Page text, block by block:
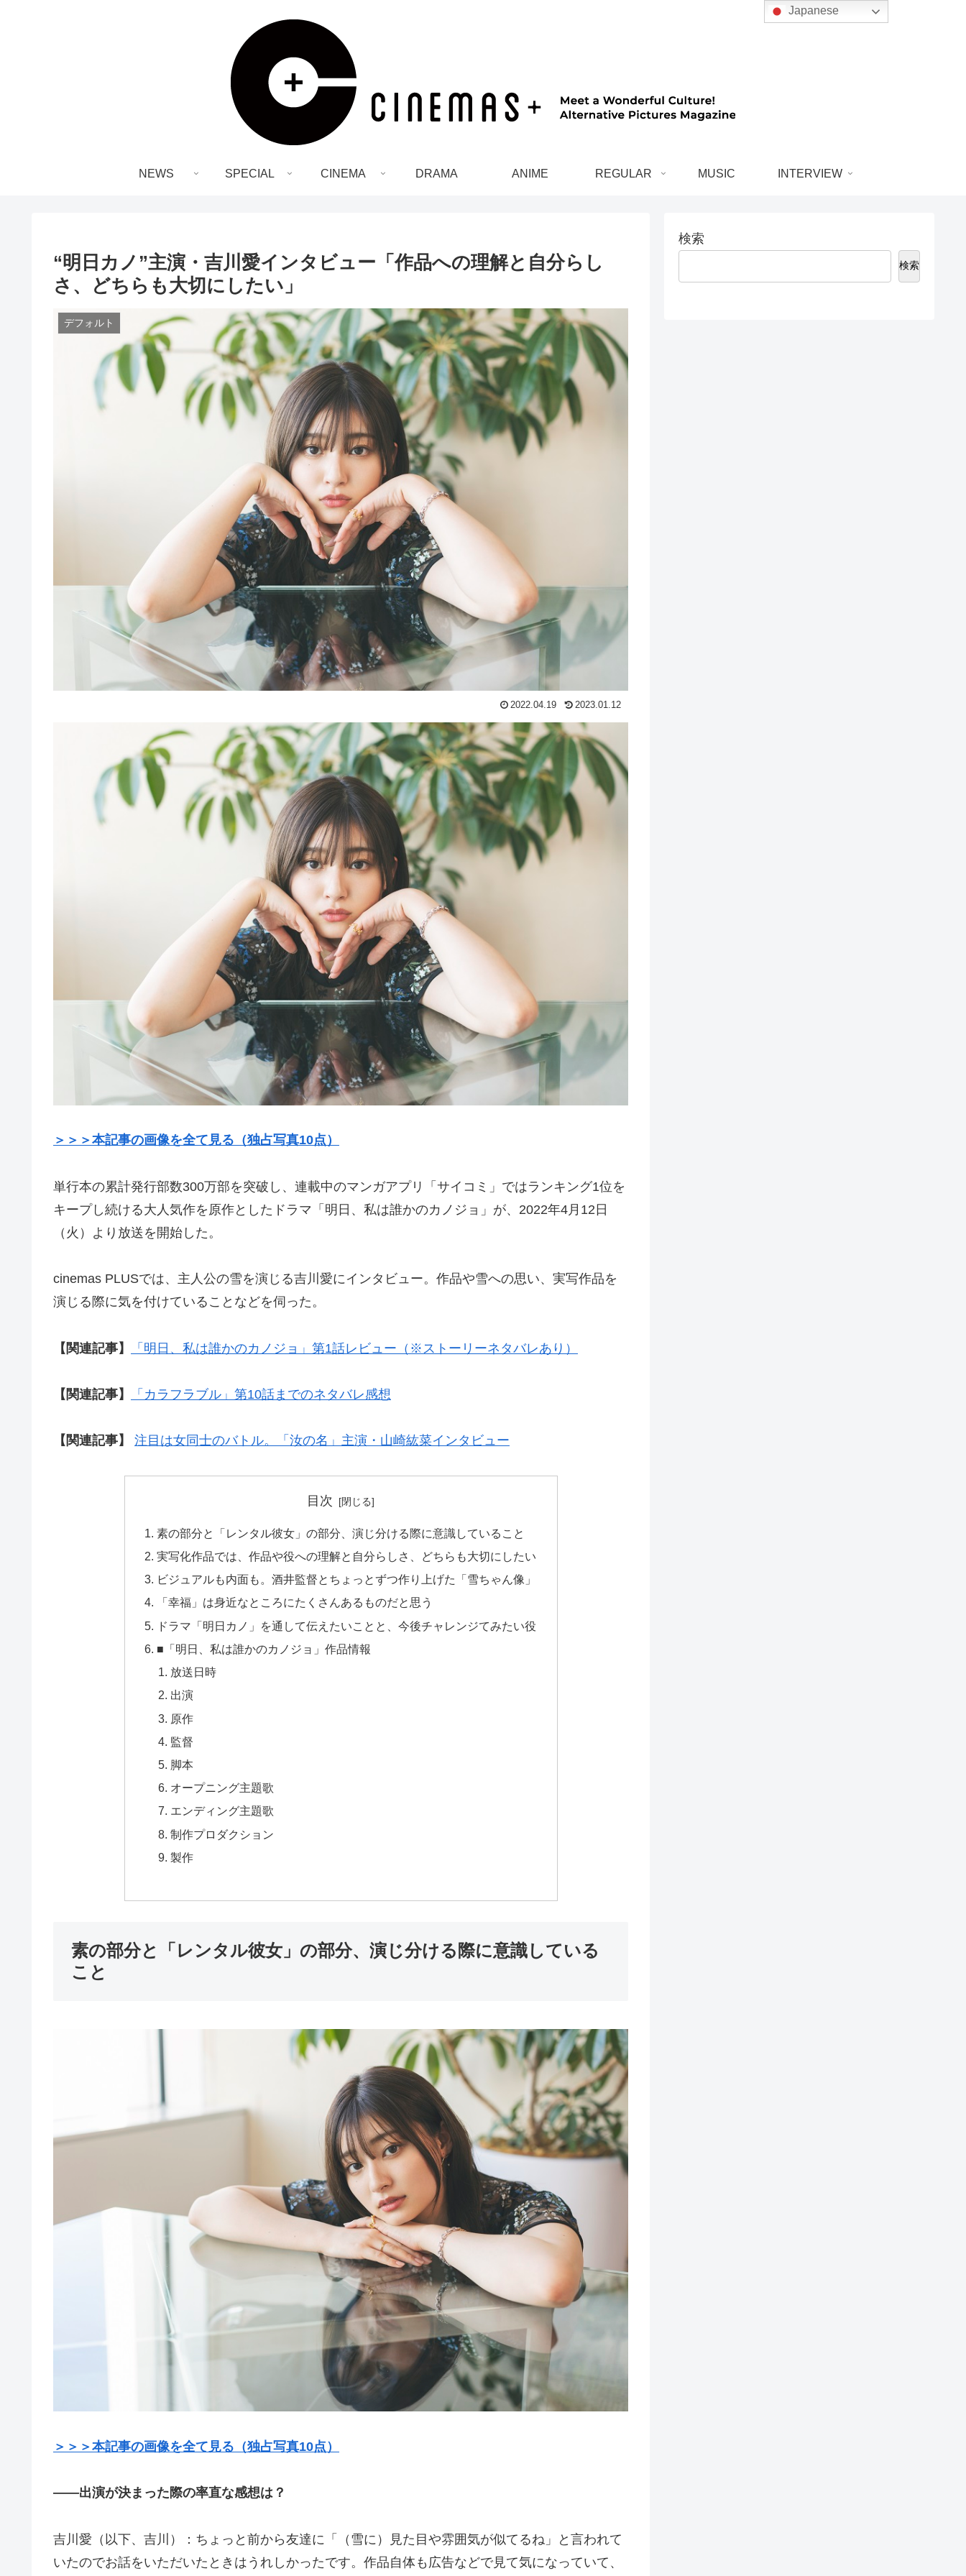
NEWS SPECIAL CINEMA DRAMA ANIME REGULAR MUSIC INTERVIEW
“明日カノ”主演・吉川愛インタビュー「作品への理解と自分らし
さ、どちらも大切にしたい」
デフォルト
2022.04.19 2023.01.12
＞＞＞本記事の画像を全て見る（独占写真10点）
単行本の累計発行部数300万部を突破し、連載中のマンガアプリ「サイコミ」ではランキング1位を
キープし続ける大人気作を原作としたドラマ「明日、私は誰かのカノジョ」が、2022年4月12日
（火）より放送を開始した。
cinemas PLUSでは、主人公の雪を演じる吉川愛にインタビュー。作品や雪への思い、実写作品を
演じる際に気を付けていることなどを伺った。
【関連記事】 「明日、私は誰かのカノジョ」第1話レビュー（※ストーリーネタバレあり）
【関連記事】 「カラフラブル」第10話までのネタバレ感想
【関連記事】 注目は女同士のバトル。「汝の名」主演・山崎紘菜インタビュー
目次
素の部分と「レンタル彼女」の部分、演じ分ける際に意識していること
実写化作品では、作品や役への理解と自分らしさ、どちらも大切にしたい
ビジュアルも内面も。酒井監督とちょっとずつ作り上げた「雪ちゃん像」
「幸福」は身近なところにたくさんあるものだと思う
ドラマ「明日カノ」を通して伝えたいことと、今後チャレンジてみたい役
■「明日、私は誰かのカノジョ」作品情報
放送日時
出演
原作
監督
脚本
オープニング主題歌
エンディング主題歌
制作プロダクション
製作
素の部分と「レンタル彼女」の部分、演じ分ける際に意識している
こと
＞＞＞本記事の画像を全て見る（独占写真10点）
――出演が決まった際の率直な感想は？
吉川愛（以下、吉川）：ちょっと前から友達に「（雪に）見た目や雰囲気が似てるね」と言われて
いたのでお話をいただいたときはうれしかったです。作品自体も広告などで見て気になっていて、
検索
検索
Japanese